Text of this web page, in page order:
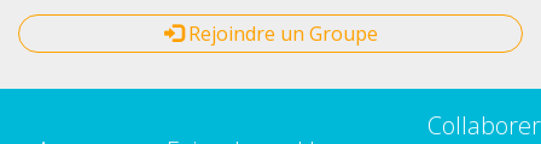
Rejoindre un Groupe
Collaborer